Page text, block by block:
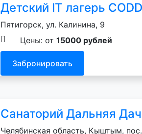
Детский IT лагерь
Пятигорск, ул. Калинина, 9
Цены: от 15000 рублей
Забронировать
Санаторий Дальняя
Челябинская область, Кыштым,